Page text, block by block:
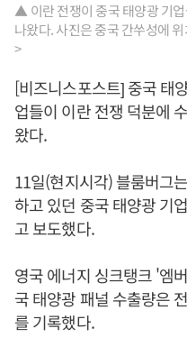
▲ 이란 전쟁이 중국 태양광 기
나왔다. 사진은 중국 간쑤성에
>
[비즈니스포스트] 중국 태
업들이 이란 전쟁 덕분에
왔다.
11일(현지시각) 블룸버그
하고 있던 중국 태양광 기
고 보도했다.
영국 에너지 싱크탱크 '엠
국 태양광 패널 수출량은
를 기록했다.